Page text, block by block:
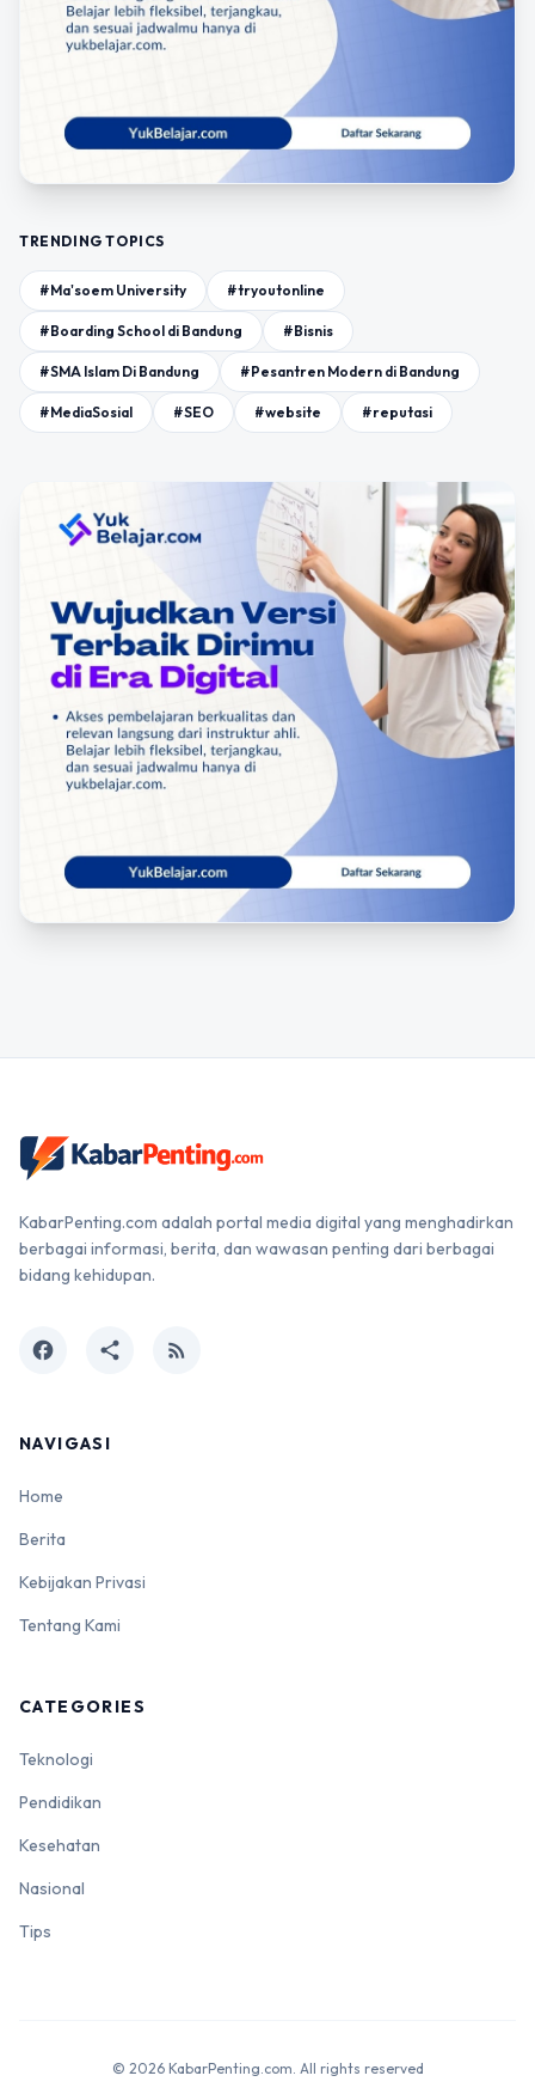
TRENDING TOPICS
#Ma'soem University #tryoutonline
#Boarding School di Bandung #Bisnis
#SMA Islam Di Bandung #Pesantren Modern di Bandung
#MediaSosial #SEO #website #reputasi
KabarPenting.com adalah portal media digital yang menghadirkan
berbagai informasi, berita, dan wawasan penting dari berbagai
bidang kehidupan.
facebook share rss_feed
NAVIGASI
Home
Berita
Kebijakan Privasi
Tentang Kami
CATEGORIES
Teknologi
Pendidikan
Kesehatan
Nasional
Tips
© 2026 KabarPenting.com. All rights reserved